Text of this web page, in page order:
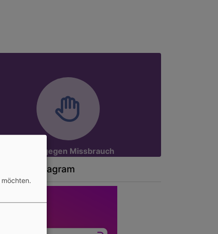
Aktiv gegen Missbrauch
auf Instagram